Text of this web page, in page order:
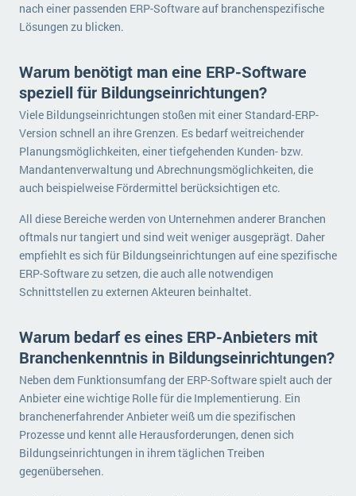
nach einer passenden ERP-Software auf branchenspezifische
Lösungen zu blicken.
Warum benötigt man eine ERP-Software
speziell für Bildungseinrichtungen?
Viele Bildungseinrichtungen stoßen mit einer Standard-ERP-
Version schnell an ihre Grenzen. Es bedarf weitreichender
Planungsmöglichkeiten, einer tiefgehenden Kunden- bzw.
Mandantenverwaltung und Abrechnungsmöglichkeiten, die
auch beispielweise Fördermittel berücksichtigen etc.
All diese Bereiche werden von Unternehmen anderer Branchen
oftmals nur tangiert und sind weit weniger ausgeprägt. Daher
empfiehlt es sich für Bildungseinrichtungen auf eine spezifische
ERP-Software zu setzen, die auch alle notwendigen
Schnittstellen zu externen Akteuren beinhaltet.
Warum bedarf es eines ERP-Anbieters mit
Branchenkenntnis in Bildungseinrichtungen?
Neben dem Funktionsumfang der ERP-Software spielt auch der
Anbieter eine wichtige Rolle für die Implementierung. Ein
branchenerfahrender Anbieter weiß um die spezifischen
Prozesse und kennt alle Herausforderungen, denen sich
Bildungseinrichtungen in ihrem täglichen Treiben
gegenübersehen.